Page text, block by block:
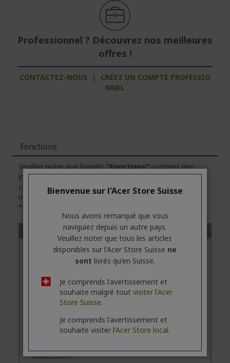
Professionnel ? Découvrez nos meilleures
offres !
CONTACTEZ-NOUS |
CRÉEZ UN COMPTE PROFESSIO
NNEL
Fonctions
Veuillez noter que l'onglet"Fonctions"contient des
informations générales sur la série des produits. Pour
connaître les caractéristiques techniques exactes du
modèle sélectionné, veuillez cliquer sur l'onglet
"Caractéristiques"
Bienvenue sur l'Acer Store Suisse
Nous avons remarqué que vous
naviguiez depuis un autre pays.
Veuillez noter que tous les articles
disponibles sur l'Acer Store Suisse ne
sont livrés qu'en Suisse.
Je comprends l'avertissement et
souhaite malgré tout visiter l'Acer
Store Suisse.
Je comprends l'avertissement et
souhaite visiter l'Acer Store local.